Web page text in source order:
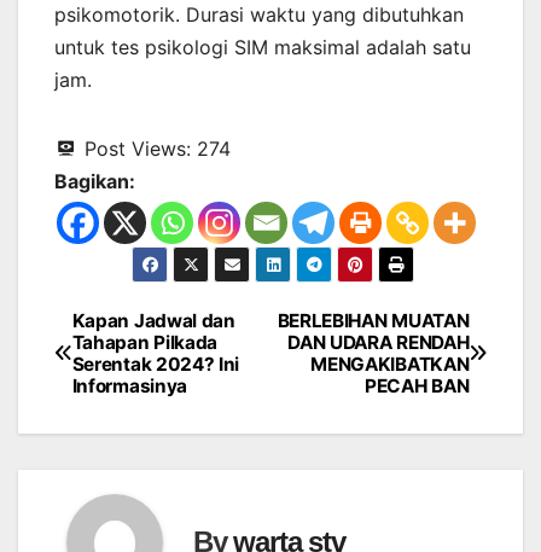
psikomotorik. Durasi waktu yang dibutuhkan
untuk tes psikologi SIM maksimal adalah satu
jam.
Post Views: 274
Bagikan:
Navigasi
pos
BERLEBIHAN MUATAN
DAN UDARA RENDAH
MENGAKIBATKAN
PECAH BAN
Kapan Jadwal dan
Tahapan Pilkada
Serentak 2024? Ini
Informasinya
Bywarta stv